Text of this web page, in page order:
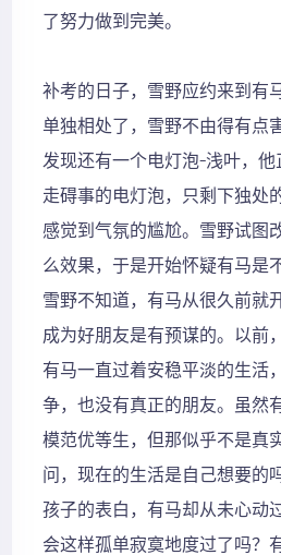
了努力做到完美。
补考的日子，雪野应约来到有
单独相处了，雪野不由得有点
发现还有一个电灯泡–浅叶，
走碍事的电灯泡，只剩下独处
感觉到气氛的尴尬。雪野试图
么效果，于是开始怀疑有马是
雪野不知道，有马从很久前就
成为好朋友是有预谋的。以前
有马一直过着安稳平淡的生活
争，也没有真正的朋友。虽然
模范优等生，但那似乎不是真
问，现在的生活是自己想要的
孩子的表白，有马却从未心动
会这样孤单寂寞地度过了吗？